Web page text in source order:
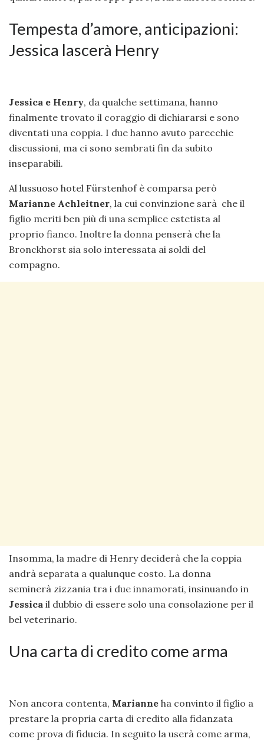
Tempesta d’amore, anticipazioni:
Jessica lascerà Henry
Jessica e Henry, da qualche settimana, hanno
finalmente trovato il coraggio di dichiararsi e sono
diventati una coppia. I due hanno avuto parecchie
discussioni, ma ci sono sembrati fin da subito
inseparabili.
Al lussuoso hotel Fürstenhof è comparsa però
Marianne Achleitner, la cui convinzione sarà che il
figlio meriti ben più di una semplice estetista al
proprio fianco. Inoltre la donna penserà che la
Bronckhorst sia solo interessata ai soldi del
compagno.
Insomma, la madre di Henry deciderà che la coppia
andrà separata a qualunque costo. La donna
seminerà zizzania tra i due innamorati, insinuando in
Jessica il dubbio di essere solo una consolazione per il
bel veterinario.
Una carta di credito come arma
Non ancora contenta, Marianne ha convinto il figlio a
prestare la propria carta di credito alla fidanzata
come prova di fiducia. In seguito la userà come arma,